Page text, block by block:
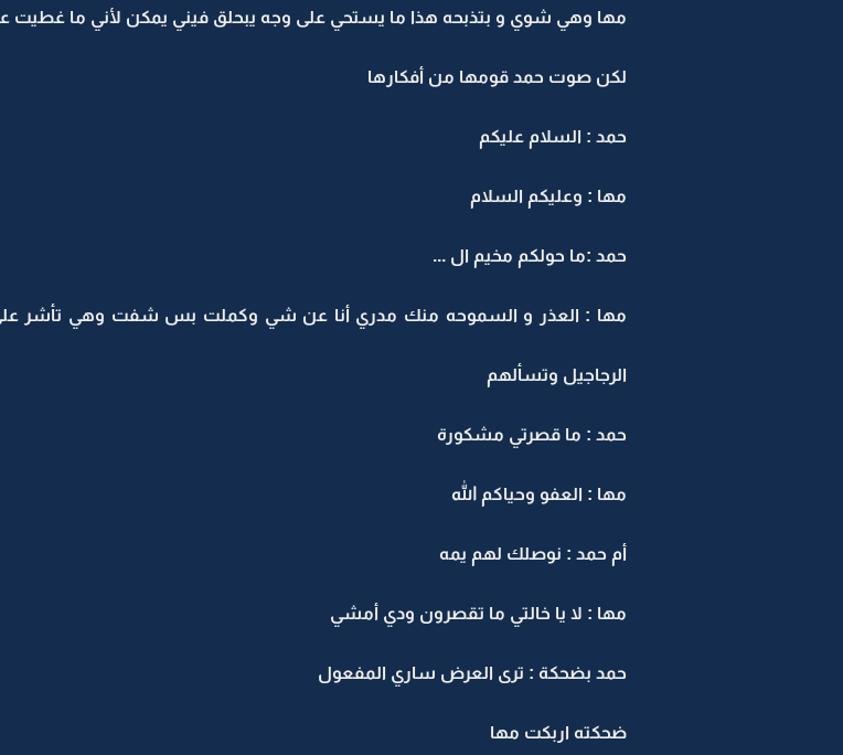
مها وهي شوي و بتذبحه هذا ما يستحي على وجه يبحلق فيني يمكن لأني ما غطيت
لكن صوت حمد قومها من أفكارها
حمد : السلام عليكم
مها : وعليكم السلام
حمد :ما حولكم مخيم ال ...
مها : العذر و السموحه منك مدري أنا عن شي وكملت بس شفت وهي تأشر
الرجاجيل وتسألهم
حمد : ما قصرتي مشكورة
مها : العفو وحياكم الله
أم حمد : نوصلك لهم يمه
مها : لا يا خالتي ما تقصرون ودي أمشي
حمد بضحكة : ترى العرض ساري المفعول
ضحكته اربكت مها